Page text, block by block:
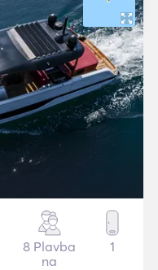
8 Plavba
na
1